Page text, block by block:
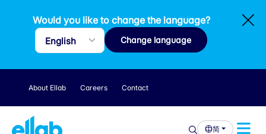
Would you like to change the language?
Change language
About Ellab Careers Contact
简